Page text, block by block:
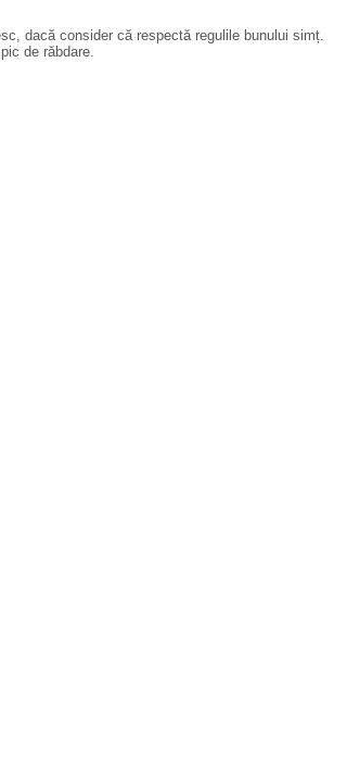
dacă consider că respectă regulile bunului simț.
de răbdare.